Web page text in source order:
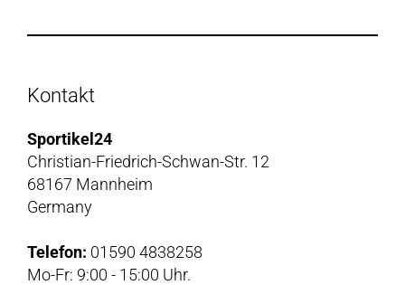
Kontakt
Sportikel24
Christian-Friedrich-Schwan-Str. 12
68167 Mannheim
Germany
Telefon: 01590 4838258
Mo-Fr: 9:00 - 15:00 Uhr.